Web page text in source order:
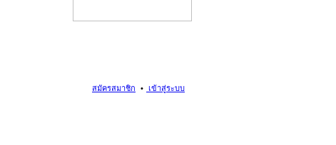
เข้าสู่ระบบ
สมัครสมาชิก